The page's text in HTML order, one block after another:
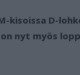
kisoissa D-
nyt myös